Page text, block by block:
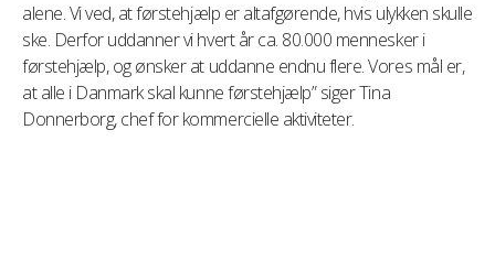
alene. Vi ved, at førstehjælp er altafgørende, hvis ulykken skulle
ske. Derfor uddanner vi hvert år ca. 80.000 mennesker i
førstehjælp, og ønsker at uddanne endnu flere. Vores mål er,
at alle i Danmark skal kunne førstehjælp” siger Tina
Donnerborg, chef for kommercielle aktiviteter.